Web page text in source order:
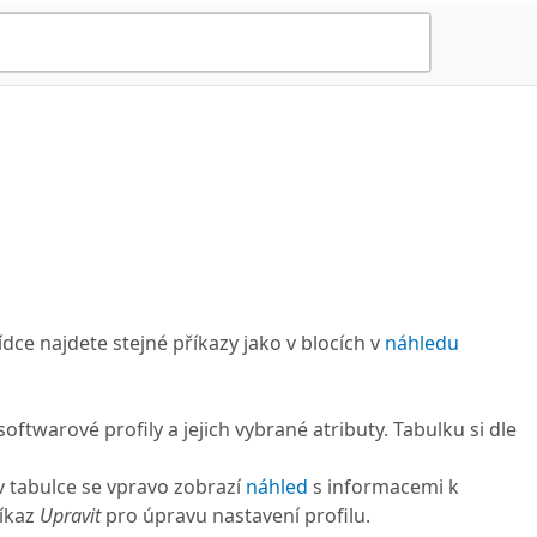
najdete stejné příkazy jako v blocích v náhledu
profily a jejich vybrané atributy. Tabulku si dle
se vpravo zobrazí náhled s informacemi k
Upravitpro úpravu nastavení profilu.